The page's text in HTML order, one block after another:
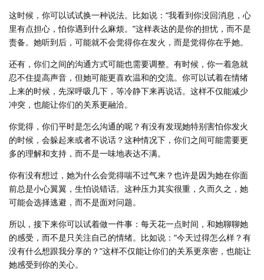
这时候，你可以试试换一种说法。比如说：“我看到你没回消息，心
里有点担心，怕你遇到什么麻烦。”这样表达的是你的担忧，而不是
责备。她听到后，可能就不会觉得你在发火，而是觉得你在乎她。
还有，你们之间的沟通方式可能也需要调整。有时候，你一着急就
忍不住提高声音，但她可能更喜欢温和的交流。你可以试着在情绪
上来的时候，先深呼吸几下，等冷静下来再说话。这样不仅能减少
冲突，也能让你们的关系更融洽。
你觉得，你们平时是怎么沟通的呢？有没有发现她特别害怕你发火
的时候，会躲起来或者不说话？这种情况下，你们之间可能需要更
多的理解和支持，而不是一味地表达不满。
你有没有想过，她为什么会觉得喘不过气来？也许是因为她在你面
前总是小心翼翼，生怕说错话。这种压力其实很重，久而久之，她
可能会选择逃避，而不是面对问题。
所以，接下来你可以试着做一件事：每天花一点时间，和她聊聊她
的感受，而不是只关注自己的情绪。比如说：“今天过得怎么样？有
没有什么想跟我分享的？”这样不仅能让你们的关系更亲密，也能让
她感受到你的关心。